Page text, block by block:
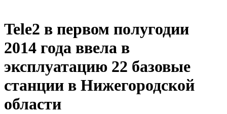
Tele2 в первом полугодии
2014 года ввела в
эксплуатацию 22 базовые
станции в Нижегородской
области